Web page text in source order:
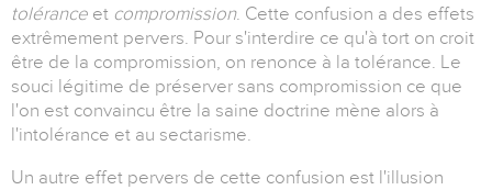
tolérance et compromission. Cette confusion a des effets
extrêmement pervers. Pour s'interdire ce qu'à tort on croit
être de la compromission, on renonce à la tolérance. Le
souci légitime de préserver sans compromission ce que
l'on est convaincu être la saine doctrine mène alors à
l'intolérance et au sectarisme.
Un autre effet pervers de cette confusion est l'illusion